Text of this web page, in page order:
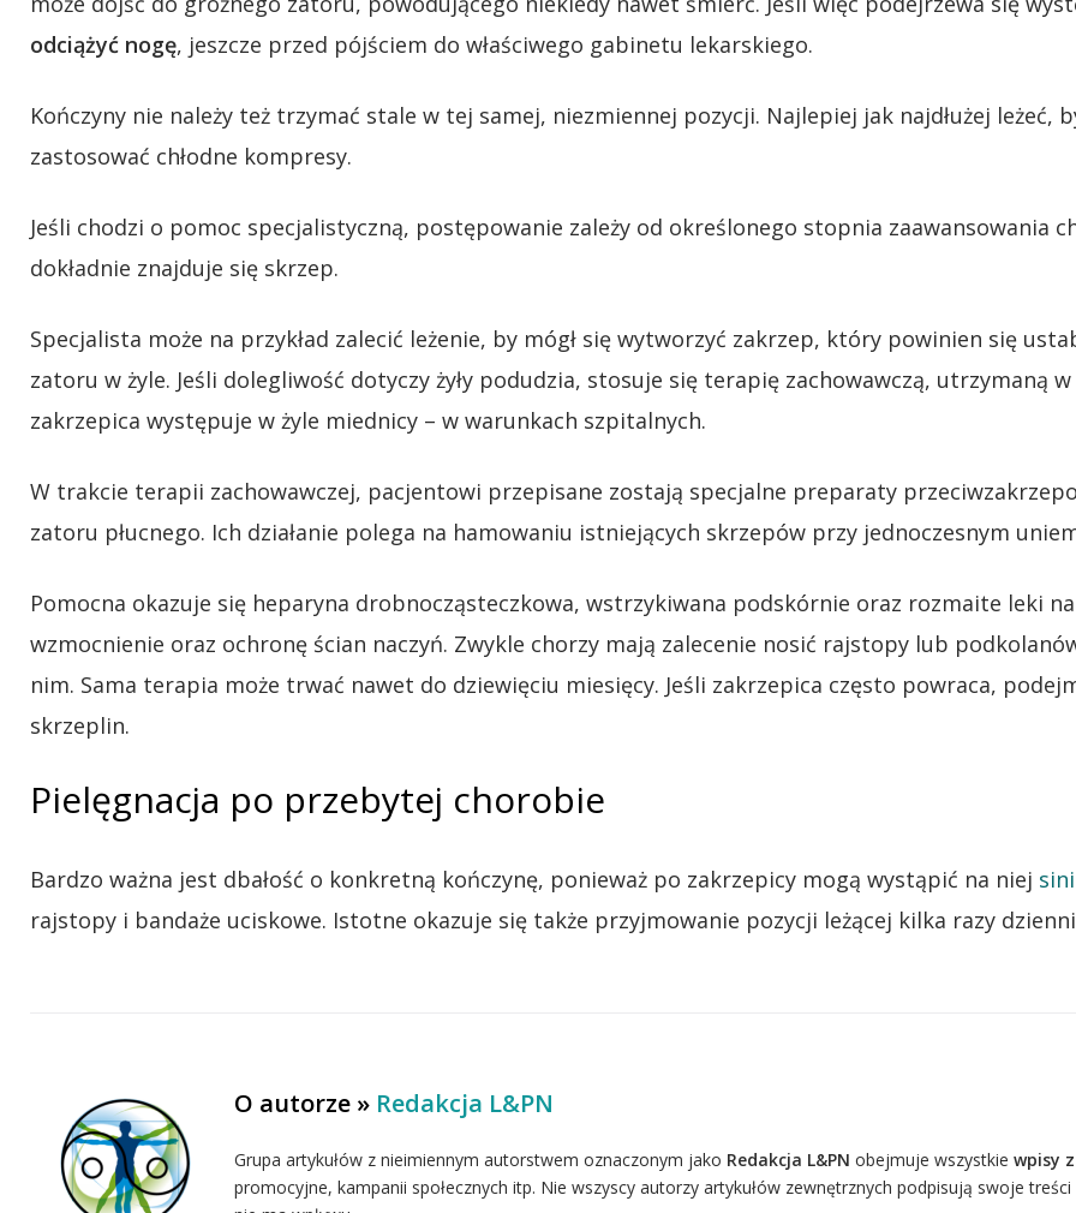
odciążyć nogę, jeszcze przed pójściem do właściwego gabinetu lekarskiego.
Kończyny nie należy też trzymać stale w tej samej, niezmiennej pozycji. Najlepiej jak najdłużej
zastosować chłodne kompresy.
Jeśli chodzi o pomoc specjalistyczną, postępowanie zależy od określonego stopnia zaawansowania
dokładnie znajduje się skrzep.
Specjalista może na przykład zalecić leżenie, by mógł się wytworzyć zakrzep, który powinien się
zatoru w żyle. Jeśli dolegliwość dotyczy żyły podudzia, stosuje się terapię zachowawczą,
zakrzepica występuje w żyle miednicy – w warunkach szpitalnych.
W trakcie terapii zachowawczej, pacjentowi przepisane zostają specjalne preparaty
zatoru płucnego. Ich działanie polega na hamowaniu istniejących skrzepów przy jednoczesnym
Pomocna okazuje się heparyna drobnocząsteczkowa, wstrzykiwana podskórnie oraz rozmaite leki
wzmocnienie oraz ochronę ścian naczyń. Zwykle chorzy mają zalecenie nosić rajstopy lub
nim. Sama terapia może trwać nawet do dziewięciu miesięcy. Jeśli zakrzepica często powraca,
skrzeplin.
Pielęgnacja po przebytej chorobie
Bardzo ważna jest dbałość o konkretną kończynę, ponieważ po zakrzepicy mogą wystąpić na niej
rajstopy i bandaże uciskowe. Istotne okazuje się także przyjmowanie pozycji leżącej kilka razy
O autorze » Redakcja L&PN
Grupa artykułów z nieimiennym autorstwem oznaczonym jako Redakcja L&PN obejmuje wszystkie wpisy
promocyjne, kampanii społecznych itp. Nie wszyscy autorzy artykułów zewnętrznych podpisują swoje